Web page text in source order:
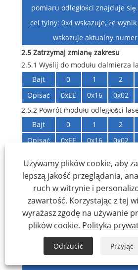
pomiaru odległości znajduje
cel tylny; 0x4 wskazuje, że
wskazuje aktualny
2.5 Zatrzymaj zmianę zakresu
2.5.1 Wyślij do modułu dalmierza
Bajt
0 1 2
Opisać
0xEE 0x16 0x02
2.5.2 Powrót modułu odległości
Bajt
0 1 2
Opisać
0xEE 0x16 0x02
Powrót modułu dalmierza
Bajt
0 1 2
Opisać 0xEE 0x16 0x06
Status1: bit0 -- Stan systemu
światła Bit2 -- stan detekcji fali
-- status przełącznika
Używamy plików cookie, aby
lepszą jakość przeglądania,
ruch w witrynie i
zawartość. Korzystając z tej
wyrażasz zgodę na używanie
plików cookie. Polityka
Odrzucić Przyjąć